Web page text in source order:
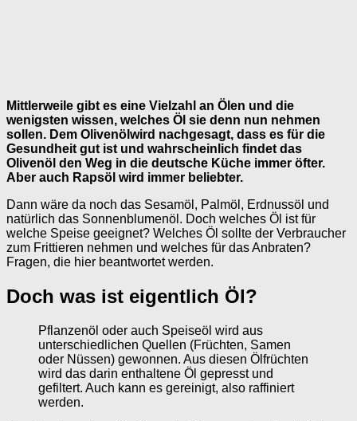
Mittlerweile gibt es eine Vielzahl an Ölen und die
wenigsten wissen, welches Öl sie denn nun nehmen
sollen. Dem Olivenölwird nachgesagt, dass es für die
Gesundheit gut ist und wahrscheinlich findet das
Olivenöl den Weg in die deutsche Küche immer öfter.
Aber auch Rapsöl wird immer beliebter.
Dann wäre da noch das Sesamöl, Palmöl, Erdnussöl und
natürlich das Sonnenblumenöl. Doch welches Öl ist für
welche Speise geeignet? Welches Öl sollte der Verbraucher
zum Frittieren nehmen und welches für das Anbraten?
Fragen, die hier beantwortet werden.
Doch was ist eigentlich Öl?
Pflanzenöl oder auch Speiseöl wird aus
unterschiedlichen Quellen (Früchten, Samen
oder Nüssen) gewonnen. Aus diesen Ölfrüchten
wird das darin enthaltene Öl gepresst und
gefiltert. Auch kann es gereinigt, also raffiniert
werden.